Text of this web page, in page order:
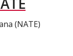
(NATE)